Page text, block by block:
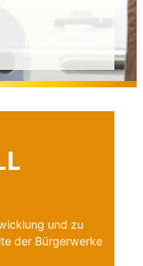
und zu
der Bürgerwerke